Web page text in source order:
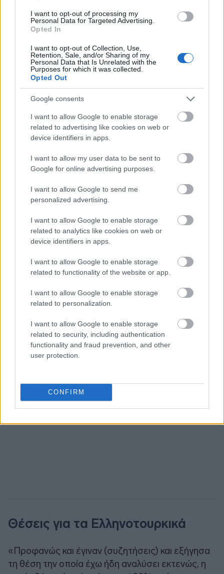
I want to opt-out of processing my
Personal Data for Targeted Advertising.
Opted In
I want to opt-out of Collection, Use,
Retention, Sale, and/or Sharing of my
Personal Data that Is Unrelated with the
Purposes for which it was collected.
Opted Out
Google consents
I want to allow Google to enable storage
related to advertising like cookies on web or
device identifiers in apps.
I want to allow my user data to be sent to
Google for online advertising purposes.
I want to allow Google to send me
personalized advertising.
I want to allow Google to enable storage
related to analytics like cookies on web or
device identifiers in apps.
I want to allow Google to enable storage
related to functionality of the website or app.
I want to allow Google to enable storage
related to personalization.
I want to allow Google to enable storage
related to security, including authentication
functionality and fraud prevention, and other
user protection.
CONFIRM
αποτελεσματικό προοδευτικό πλάνο, το οποίο
μπορεί να αντιπαρατεθεί στα ακροδεξιά
ένστικτα, το οποία και οι ΗΠΑ βιώνουν αυτή τη
στιγμή και σίγουρα η Ευρώπη βλέπει να
αναπτύσσονται με φόντο τις Ευρωεκλογές. 'Αρα
είναι πάρα πολύ σημαντικό το Δημοκρατικό κόμμα
στην Αμερική και σίγουρα το προοδευτικό κομμάτι
του Δημοκρατικού κόμματος, να μπορεί να έχει μια
επαφή με το μεγαλύτερο κόμμα της αριστεράς
στην Ευρώπη, με τον Σύριζα, για να μπορέσουμε
διακυβέρνησης που να αντιταχθεί στην άνοδο της
ακροδεξιάς».
Θέσεις για τα Ελληνοτουρκικά
«Προφανώς και έγιναν (συζητήσεις) και εξήγησα
τη θέση την οποία έχω ήδη αναλύσει εκτενώς, η